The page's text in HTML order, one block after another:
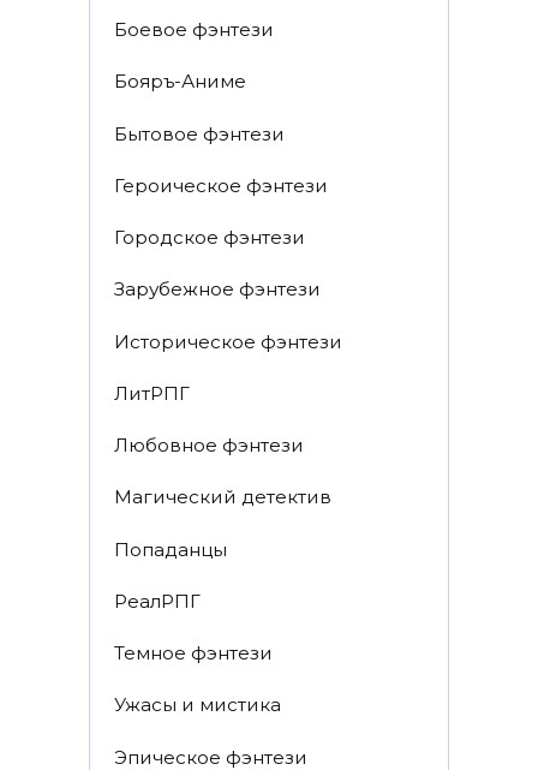
Боевое фэнтези
Бояръ-Аниме
Бытовое фэнтези
Героическое фэнтези
Городское фэнтези
Зарубежное фэнтези
Историческое фэнтези
ЛитРПГ
Любовное фэнтези
Магический детектив
Попаданцы
РеалРПГ
Темное фэнтези
Ужасы и мистика
Эпическое фэнтези